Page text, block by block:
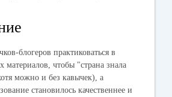
блогеров практиковаться в
материалов, чтобы "страна знала
можно и без кавычек), а
становилось качественнее и